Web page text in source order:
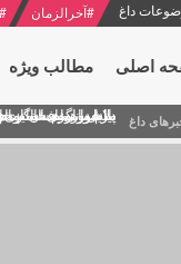
داغ #آخرالزمان #
اصلی مطالب ویژه
داغ منشور گفتمان امام و انقلاب - 7 /بخش دوم : شرح پیام ۱۰ خرداد ۱۳۶۹
بازخوانی
دلایل اهمیت
بیانات امام
پیام نوروزی امام